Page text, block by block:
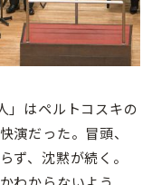
」はペルトコスキの
演だった。冒頭、
ず、沈黙が続く。